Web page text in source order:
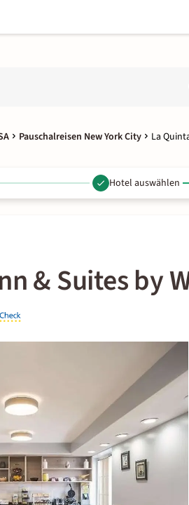
Pauschalreisen New York City La
Hotel auswählen
& Suites by